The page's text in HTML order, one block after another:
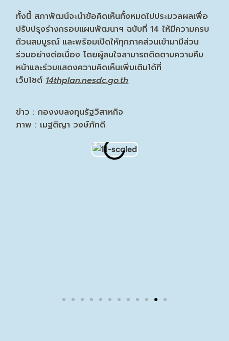
ทั้งนี้ สภาพัฒน์จะนำข้อคิดเห็นทั้งหมดไปประมวลผลเพื่อ
ปรับปรุงร่างกรอบแผนพัฒนาฯ ฉบับที่ 14 ให้มีความครบ
ถ้วนสมบูรณ์ และพร้อมเปิดให้ทุกภาคส่วนเข้ามามีส่วน
ร่วมอย่างต่อเนื่อง โดยผู้สนใจสามารถติดตามความคืบ
หน้าและร่วมแสดงความคิดเห็นเพิ่มเติมได้ที่
เว็บไซต์ 14thplan.nesdc.go.th
ข่าว : กองงบลงทุนรัฐวิสาหกิจ
ภาพ : เมฐติญา วงษ์ภักดี